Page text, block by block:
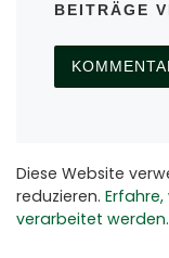
BEITRÄGE
Diese Website
reduzieren.
verarbeitet werden.